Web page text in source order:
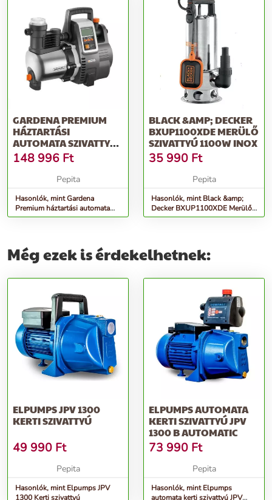
GARDENA PREMIUM
HÁZTARTÁSI
AUTOMATA SZIVATTYÚ
6000/6E LCD INOX
148 996 Ft
Pepita
Hasonlók, mint Gardena
Premium háztartási automata
szivattyú 6000/6E LCD Inox
BLACK &AMP; DECKER
BXUP1100XDE MERÜLŐ
SZIVATTYÚ 1100W INOX
35 990 Ft
Pepita
Hasonlók, mint Black &amp;
Decker BXUP1100XDE Merülő
szivattyú 1100W Inox
Még ezek is érdekelhetnek:
ELPUMPS JPV 1300
KERTI SZIVATTYÚ
49 990 Ft
Pepita
Hasonlók, mint Elpumps JPV
1300 Kerti szivattyú
ELPUMPS AUTOMATA
KERTI SZIVATTYÚ JPV
1300 B AUTOMATIC
73 990 Ft
Pepita
Hasonlók, mint Elpumps
automata kerti szivattyú JPV